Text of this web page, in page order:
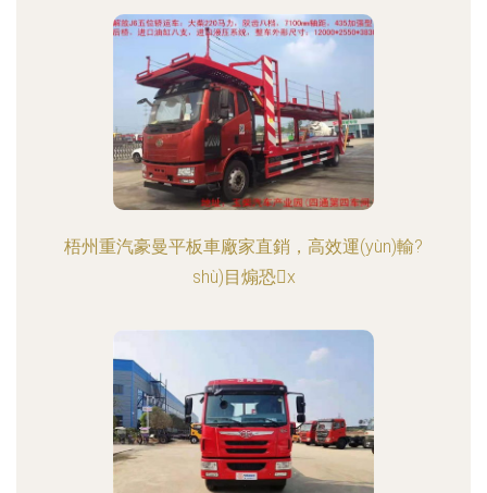
梧州重汽豪曼平板車廠家直銷，高效運(yùn)輸?
shù)目煽恐x